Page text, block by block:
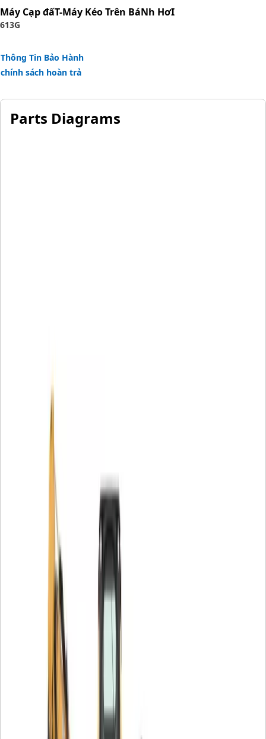
Máy Cạp đấT-Máy Kéo Trên BáNh HơI
613G
Thông Tin Bảo Hành
chính sách hoàn trả
Parts Diagrams